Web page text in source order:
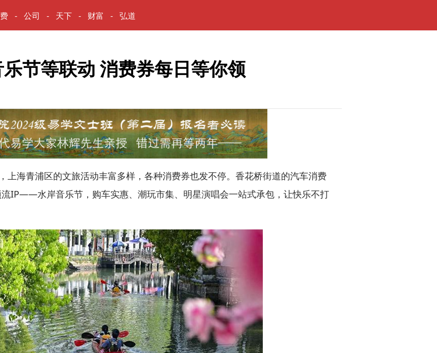
公司 天下 财富 弘道
节等联动 消费券每日等你领
海青浦区的文旅活动丰富多样，各种消费券也发不停。香花桥街道的汽车消费
IP——水岸音乐节，购车实惠、潮玩市集、明星演唱会一站式承包，让快乐不打